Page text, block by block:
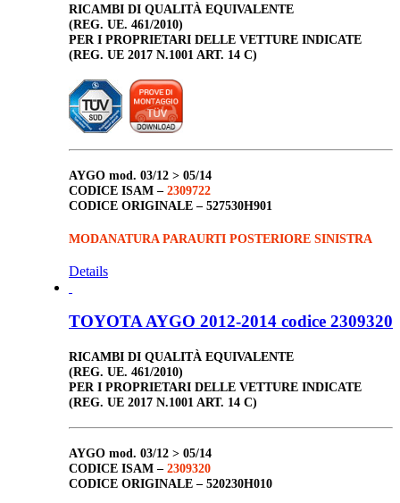
RICAMBI DI QUALITÀ EQUIVALENTE
(REG. UE. 461/2010)
PER I PROPRIETARI DELLE VETTURE INDICATE
(REG. UE 2017 N.1001 ART. 14 C)
AYGO mod. 03/12 > 05/14
CODICE ISAM – 2309722
CODICE ORIGINALE – 527530H901
MODANATURA PARAURTI POSTERIORE SINISTRA
Details
TOYOTA AYGO 2012-2014 codice 2309320
RICAMBI DI QUALITÀ EQUIVALENTE
(REG. UE. 461/2010)
PER I PROPRIETARI DELLE VETTURE INDICATE
(REG. UE 2017 N.1001 ART. 14 C)
AYGO mod. 03/12 > 05/14
CODICE ISAM – 2309320
CODICE ORIGINALE – 520230H010